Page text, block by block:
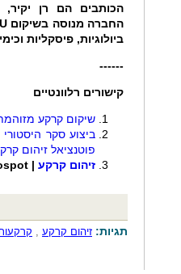
הכותבים הם רן יקיר,
החברה מנוסה בשיקום
ביולוגיות, פיסקליות
------
קישורים רלוונטיים
שיקום קרקע
פוטנציאל זיהום
זיהום קרקע |
תגיות: זיהום קרקע